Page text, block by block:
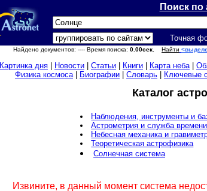
Поиск по
Точная
Найдено документов: ---- Время поиска: 0.00сек. Найти
Картинка дня Новости Статьи Книги Карта неба|
Физика космоса| Биографии Словарь Ключевые
Каталог
Наблюдения, инструменты и
Астрометрия и служба времени
Небесная механика и
Теоретическая астрофизика
Солнечная система
Извините, в данный момент система